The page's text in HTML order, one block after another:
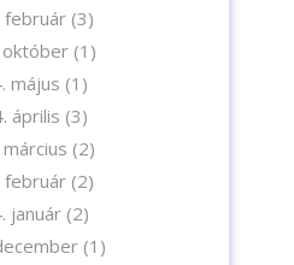
február (3)
(1)
május (1)
április (3)
(2)
február (2)
január(2)
(1)